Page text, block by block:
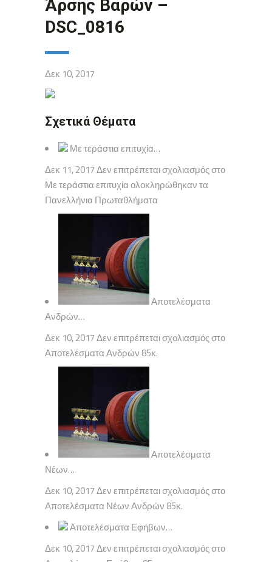
Άρσης Βαρών –
DSC_0816
Δεκ 10, 2017
Σχετικά Θέματα
Με τεράστια επιτυχία…
Δεκ 11, 2017 Δεν επιτρέπεται σχολιασμός στο
Με τεράστια επιτυχία ολοκληρώθηκαν τα
Πανελλήνια Πρωταθλήματα
Αποτελέσματα
Ανδρών…
Δεκ 10, 2017 Δεν επιτρέπεται σχολιασμός στο
Αποτελέσματα Ανδρών 85κ.
Αποτελέσματα
Νέων…
Δεκ 10, 2017 Δεν επιτρέπεται σχολιασμός στο
Αποτελέσματα Νέων Ανδρών 85κ.
Αποτελέσματα Εφήβων…
Δεκ 10, 2017 Δεν επιτρέπεται σχολιασμός στο